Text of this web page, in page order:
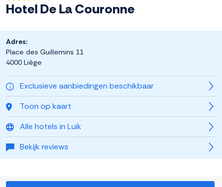
Hotel De La Couronne
Exclusieve aanbiedingen beschikbaar
Toon op kaart
Alle hotels in Luik
Bekijk reviews
Adres:
Place des Guillemins 11
4000 Liège